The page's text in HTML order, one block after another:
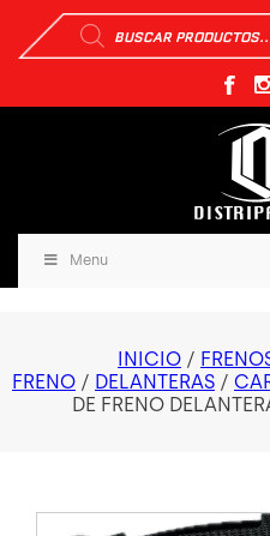
Búsqueda
de
productos
Menu
INICIO /
FRENO / DELANTERAS /
DE FRENO